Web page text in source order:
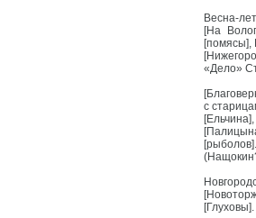
Весна-
[На
[помясы],
«Дело»
с
[Глуховы].